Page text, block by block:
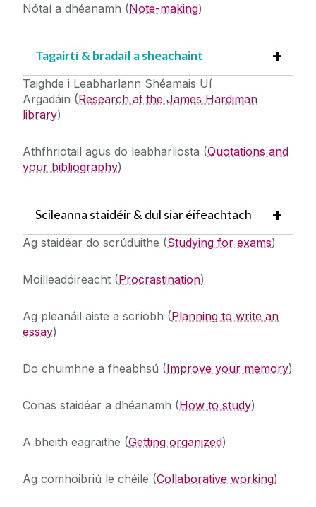
Nótaí a dhéanamh (Note-making)
Tagairtí & bradaíl a sheachaint
Taighde i Leabharlann Shéamais Uí
Argadáin (Research at the James Hardiman
library)
Athfhriotail agus do leabharliosta (Quotations and
your bibliography)
Scileanna staidéir & dul siar éifeachtach
Ag staidéar do scrúduithe (Studying for exams)
Moilleadóireacht (Procrastination)
Ag pleanáil aiste a scríobh (Planning to write an
essay)
Do chuimhne a fheabhsú (Improve your memory)
Conas staidéar a dhéanamh (How to study)
A bheith eagraithe (Getting organized)
Ag comhoibriú le chéile (Collaborative working)